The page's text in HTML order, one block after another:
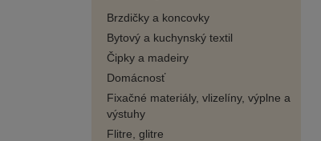
Brzdičky a koncovky
Bytový a kuchynský textil
Čipky a madeiry
Domácnosť
Fixačné materiály, vlizelíny, výplne a
výstuhy
Flitre, glitre